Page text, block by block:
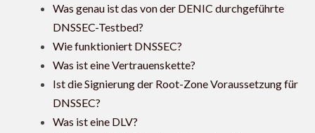
Was genau ist das von der DENIC durchgeführte
DNSSEC-Testbed?
Wie funktioniert DNSSEC?
Was ist eine Vertrauenskette?
Ist die Signierung der Root-Zone Voraussetzung für
DNSSEC?
Was ist eine DLV?